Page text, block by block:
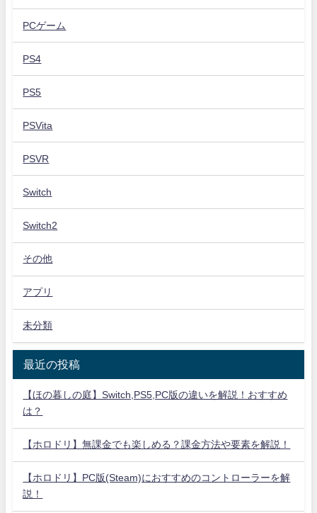
PCゲーム
PS4
PS5
PSVita
PSVR
Switch
Switch2
その他
アプリ
未分類
最近の投稿
【ほの暮しの庭】Switch,PS5,PC版の違いを解説！おすすめ
は？
【ホロドリ】無課金でも楽しめる？課金方法や要素を解説！
【ホロドリ】PC版(Steam)におすすめのコントローラーを解
説！